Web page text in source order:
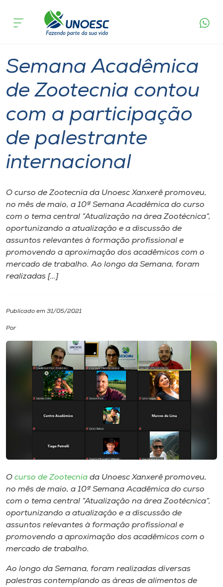
Cursos
Pesquisa
Atendimento ao Estudante
Portal de Ensino
Internacionalização
I.nova
Diplomados
Biblioteca
Unoesc
Store
Selecione
o idioma
acontece
Semana Acadêmica
de Zootecnia contou
com a participação
de palestrante
internacional
O curso de Zootecnia da Unoesc Xanxerê promoveu,
no mês de maio, a 10ª Semana Acadêmica do curso
com o tema central “Atualização na área Zootécnica”,
oportunizando a atualização e a discussão de
assuntos relevantes à formação profissional e
promovendo a aproximação dos acadêmicos com o
mercado de trabalho. Ao longo da Semana, foram
realizadas […]
Publicado em 31/05/2021
Por
O curso de Zootecnia da Unoesc Xanxerê promoveu,
no mês de maio, a 10ª Semana Acadêmica do curso
com o tema central “Atualização na área Zootécnica”,
oportunizando a atualização e a discussão de
assuntos relevantes à formação profissional e
promovendo a aproximação dos acadêmicos com o
mercado de trabalho.
Ao longo da Semana, foram realizadas diversas
palestras contemplando as áreas de alimentos de